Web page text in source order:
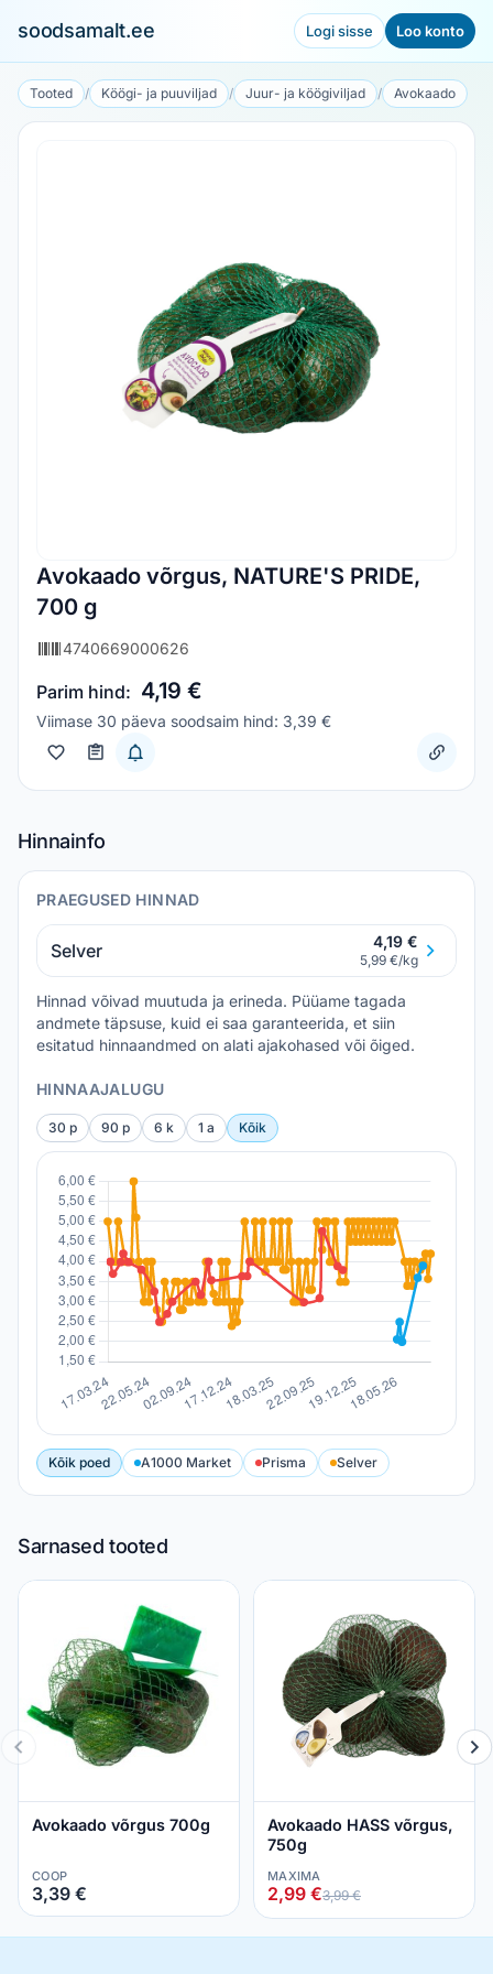
soodsamalt.ee Logi sisse Loo konto
Tooted / Köögi- ja puuviljad / Juur- ja köögiviljad / Avokaado
Avokaado võrgus, NATURE'S PRIDE,
700 g
4740669000626
Parim hind: 4,19 €
Viimase 30 päeva soodsaim hind: 3,39 €
Hinnainfo
PRAEGUSED HINNAD
Selver 4,19 €
5,99 €/kg
Hinnad võivad muutuda ja erineda. Püüame tagada
andmete täpsuse, kuid ei saa garanteerida, et siin
esitatud hinnaandmed on alati ajakohased või õiged.
HINNAAJALUGU
30 p 90 p 6 k 1 a Kõik
Kõik poed A1000 Market Prisma Selver
Sarnased tooted
Avokaado võrgus 700g
COOP
3,39 €
Avokaado HASS võrgus,
750g
MAXIMA
2,99 €3,99 €